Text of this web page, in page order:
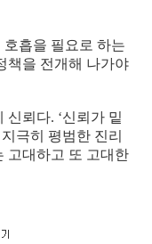
흡을 필요로 하는
책을 전개해 나가야
뢰다. ‘신뢰가 밑
극히 평범한 진리
고대하고 또 고대한